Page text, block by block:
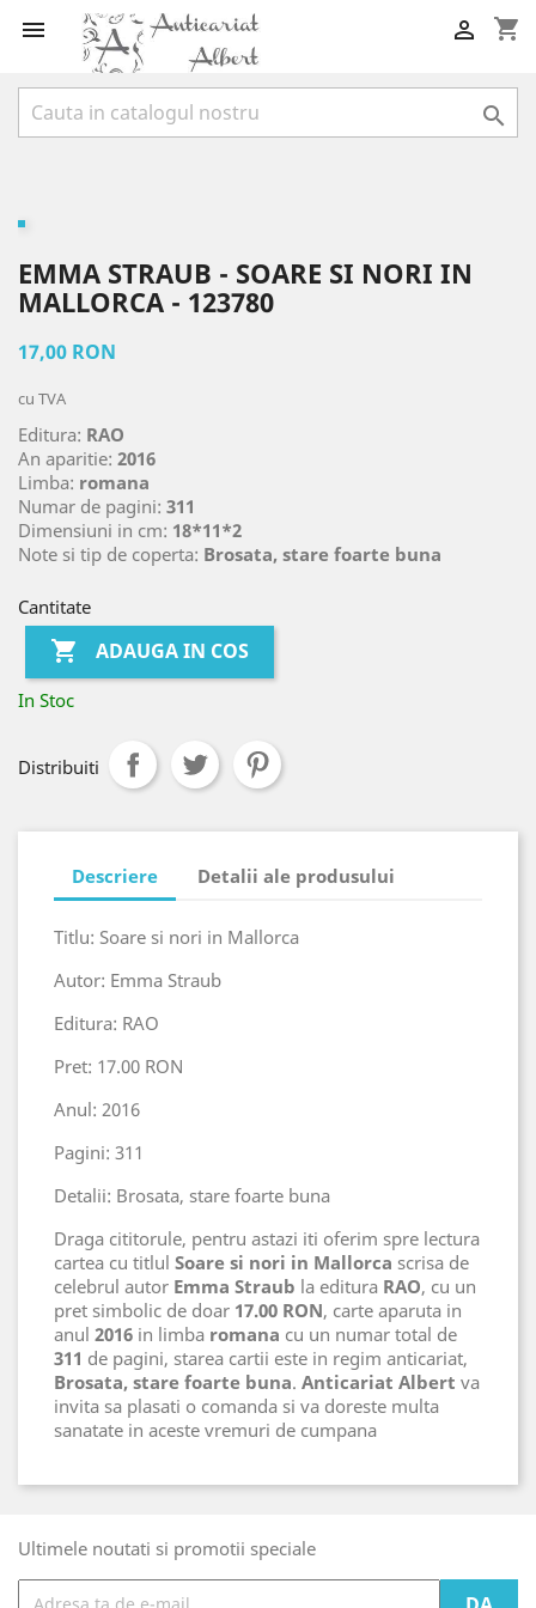
 shopping_cart


EMMA STRAUB - SOARE SI NORI IN
MALLORCA - 123780
17,00 RON
cu TVA
Editura: RAO
An aparitie: 2016
Limba: romana
Numar de pagini: 311
Dimensiuni in cm: 18*11*2
Note si tip de coperta: Brosata, stare foarte buna
Cantitate
 ADAUGA IN COS
In Stoc
Distribuiti
Descriere Detalii ale produsului
Titlu: Soare si nori in Mallorca
Autor: Emma Straub
Editura: RAO
Pret: 17.00 RON
Anul: 2016
Pagini: 311
Detalii: Brosata, stare foarte buna
Draga cititorule, pentru astazi iti oferim spre lectura
cartea cu titlul Soare si nori in Mallorca scrisa de
celebrul autor Emma Straub la editura RAO, cu un
pret simbolic de doar 17.00 RON, carte aparuta in
anul 2016 in limba romana cu un numar total de
311 de pagini, starea cartii este in regim anticariat,
Brosata, stare foarte buna. Anticariat Albert va
invita sa plasati o comanda si va doreste multa
sanatate in aceste vremuri de cumpana
Ultimele noutati si promotii speciale